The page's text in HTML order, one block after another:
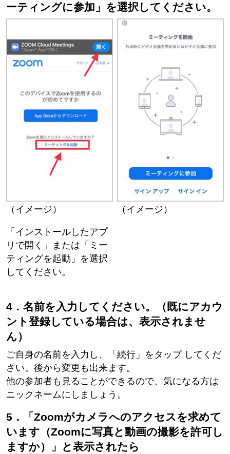
ーティングに参加」を選択してください。
（イメージ）
「インストールしたアプ
リで開く」または「ミー
ティングを起動」を選択
してください。
（イメージ）
4．名前を入力してください。（既にアカウ
ント登録している場合は、表示されませ
ん）
ご自身の名前を入力し、「続行」をタップ してくだ
さい。後から変更も出来ます。
他の参加者も見ることができるので、気になる方は
ニックネームにしましょう。
5．「Zoomがカメラへのアクセスを求めて
います（Zoomに写真と動画の撮影を許可し
ますか）」と表示されたら